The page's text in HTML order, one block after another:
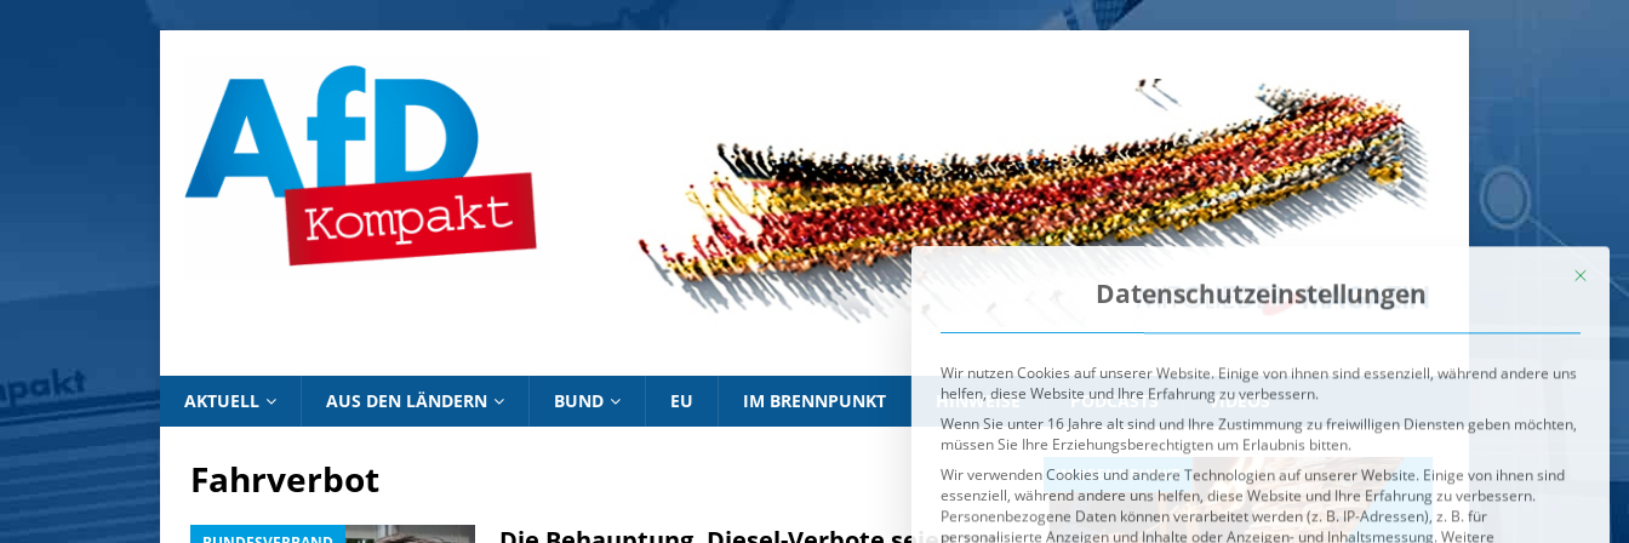
AKTUELL AUS DEN LÄNDERN BUND EU IM BRENNPUNKT HINWEISE PODCASTS VIDEOS
Fahrverbot IM BRENNPUNKT IM BRENNPUNKT
Wir nutzen Cookies auf unserer Website. Einige von ihnen sind essenziell, während andere uns
helfen, diese Website und Ihre Erfahrung zu verbessern.
Wenn Sie unter 16 Jahre alt sind und Ihre Zustimmung zu freiwilligen Diensten geben möchten,
müssen Sie Ihre Erziehungsberechtigten um Erlaubnis bitten.
Wir verwenden Cookies und andere Technologien auf unserer Website. Einige von ihnen sind
Personenbezogene Daten können verarbeitet werden (z. B. IP-Adressen), z. B. für
personalisierte Anzeigen und Inhalte oder Anzeigen- und Inhaltsmessung.
Informationen über die Verwendung Ihrer Daten finden Sie in unsererDatenschutzerklärung.
Es folgt eine Liste der Service-Gruppen, für die eine Einwilligung erteilt werden
Essenziell
Speichern
Alle akzeptieren